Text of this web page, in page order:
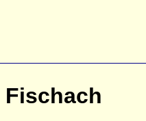
Fischach